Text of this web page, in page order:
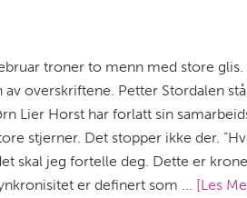
troner to menn med store
av overskriftene. Petter Stordalen
Lier Horst har forlatt sin
stjerner. Det stopper ikke der.
skal jeg fortelle deg. Dette er
er definert som ... [Les